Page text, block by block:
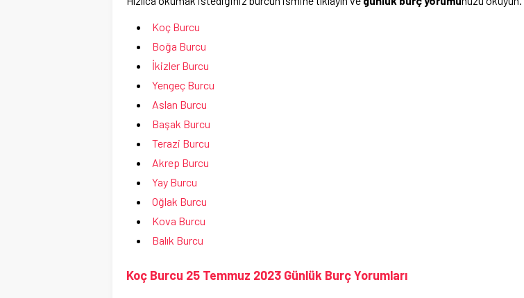
Koç Burcu
Boğa Burcu
İkizler Burcu
Yengeç Burcu
Aslan Burcu
Başak Burcu
Terazi Burcu
Akrep Burcu
Yay Burcu
Oğlak Burcu
Kova Burcu
Balık Burcu
Koç Burcu 25 Temmuz 2023 Günlük Burç Yorumları